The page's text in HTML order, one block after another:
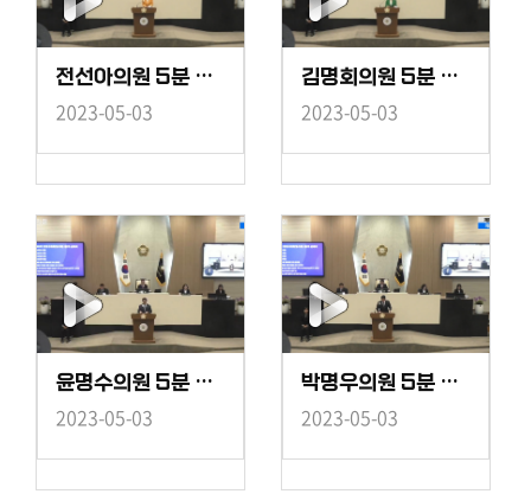
전선아의원 5분 자유발언 - 체계적인 저출산 대응 정책
2023-05-03
김명회의원 5분 자유발언 - 1인가구를 위한 건강한 동행
2023-05-03
윤명수의원 5분 자유발언 - 장애인이 일하기 좋은 당진
2023-05-03
박명우의원 5분 자유발언 - 후쿠시마 오염수 해양방류 대책 마련
2023-05-03